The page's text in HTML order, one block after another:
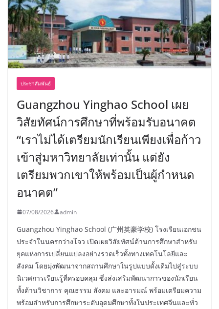
ประชาสัมพันธ์
Guangzhou Yinghao School เผย
วิสัยทัศน์การศึกษาที่พร้อมรับอนาคต
“เราไม่ได้เตรียมนักเรียนเพียงเพื่อก้าว
เข้าสู่มหาวิทยาลัยเท่านั้น แต่ยัง
เตรียมพวกเขาให้พร้อมเป็นผู้กำหนด
อนาคต”
07/08/2026 admin
Guangzhou Yinghao School (广州英豪学校) โรงเรียนเอกชน
ประจำในนครกว่างโจว เปิดเผยวิสัยทัศน์ด้านการศึกษาสำหรับ
ยุคแห่งการเปลี่ยนแปลงอย่างรวดเร็วทั้งทางเทคโนโลยีและ
สังคม โดยมุ่งพัฒนาจากสถานศึกษาในรูปแบบดั้งเดิมไปสู่ระบบ
นิเวศการเรียนรู้ที่ครอบคลุม ซึ่งส่งเสริมพัฒนาการของนักเรียน
ทั้งด้านวิชาการ คุณธรรม สังคม และอารมณ์ พร้อมเตรียมความ
พร้อมสำหรับการศึกษาระดับอุดมศึกษาทั้งในประเทศจีนและทั่ว